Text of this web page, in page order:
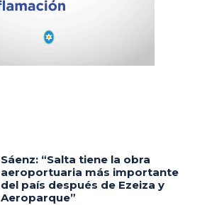
Sáenz: “Salta tiene la obra
aeroportuaria más importante
del país después de Ezeiza y
Aeroparque”